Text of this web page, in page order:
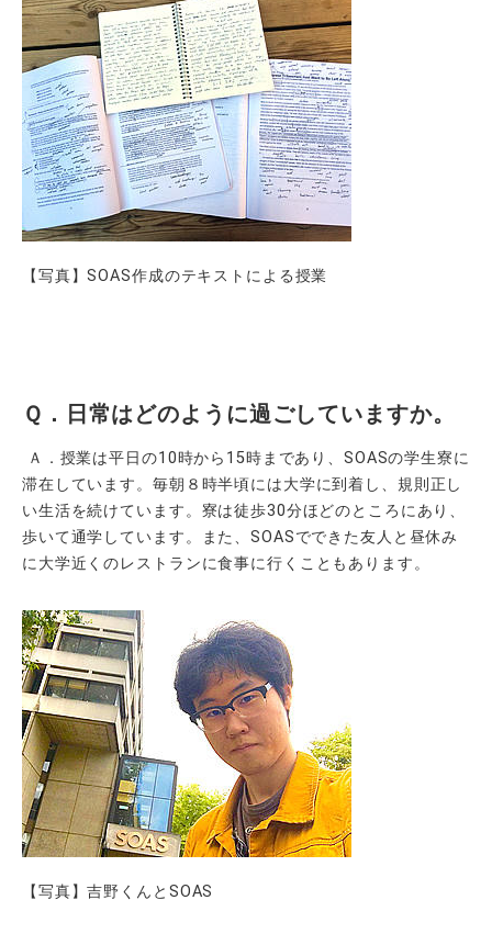
【写真】SOAS作成のテキストによる授業
Ｑ．日常はどのように過ごしていますか。
Ａ．授業は平日の10時から15時まであり、SOASの学生寮に
滞在しています。毎朝８時半頃には大学に到着し、規則正し
い生活を続けています。寮は徒歩30分ほどのところにあり、
歩いて通学しています。また、SOASでできた友人と昼休み
に大学近くのレストランに食事に行くこともあります。
【写真】吉野くんとSOAS